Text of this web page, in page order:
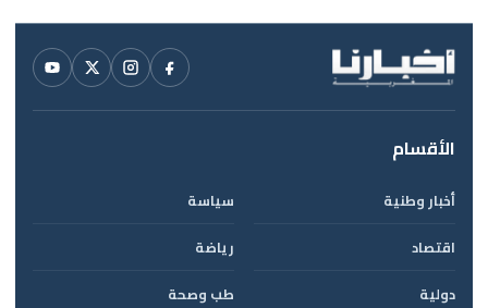
الأقسام
أخبار وطنية
سياسة
اقتصاد
رياضة
دولية
طب وصحة